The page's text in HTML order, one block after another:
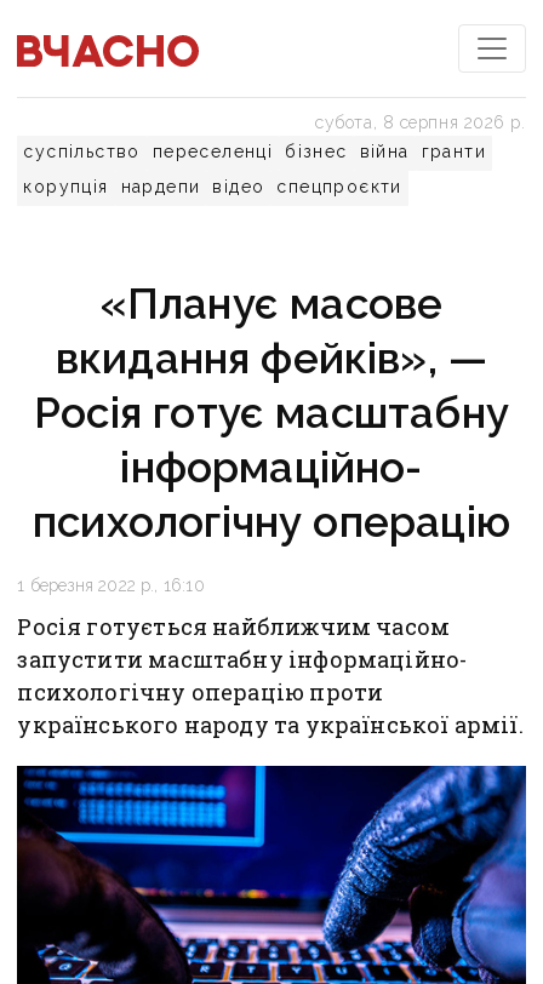
суспільство переселенці бізнес війна
гранти
корупція
нардепи відео спецпроєкти
субота, 8 серпня 2026 р.
«Планує масове
вкидання фейків», —
Росія готує масштабну
інформаційно-
психологічну операцію
1 березня 2022 р., 16:10
Росія готується найближчим часом
запустити масштабну інформаційно-
психологічну операцію проти
українського народу та української армії.